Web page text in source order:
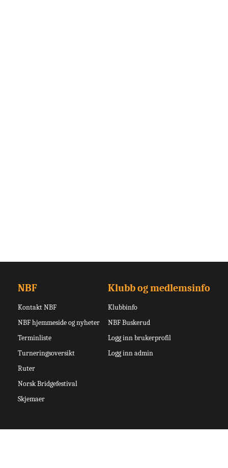
NBF
Kontakt NBF
NBF hjemmeside og nyheter
Terminliste
Turneringsoversikt
Ruter
Norsk Bridgefestival
Skjemaer
Klubb og medlemsinfo
Klubbinfo
NBF Buskerud
Logg inn brukerprofil
Logg inn admin